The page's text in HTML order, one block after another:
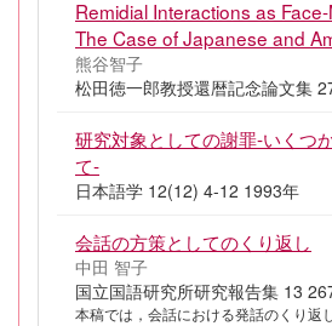
Remidial Interactions as
The Case of Japanese and
熊谷智子
松田徳一郎教授還暦記念論文集
研究対象としての謝罪-いくつ
て-
日本語学 12(12) 4-12 1993年
会話の方策としてのくり返し
中田 智子
国立国語研究所研究報告集 13
本稿では，会話における発話のくり返